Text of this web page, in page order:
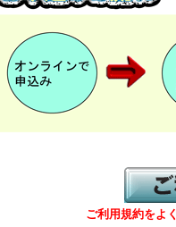
ご利用規約をよ